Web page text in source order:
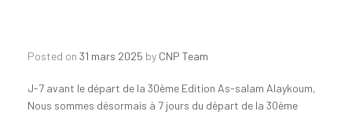
Posted on 31 mars 2025 by CNP Team
J-7 avant le départ de la 30ème Edition As-salam Alaykoum,
Nous sommes désormais à 7 jours du départ de la 30ème